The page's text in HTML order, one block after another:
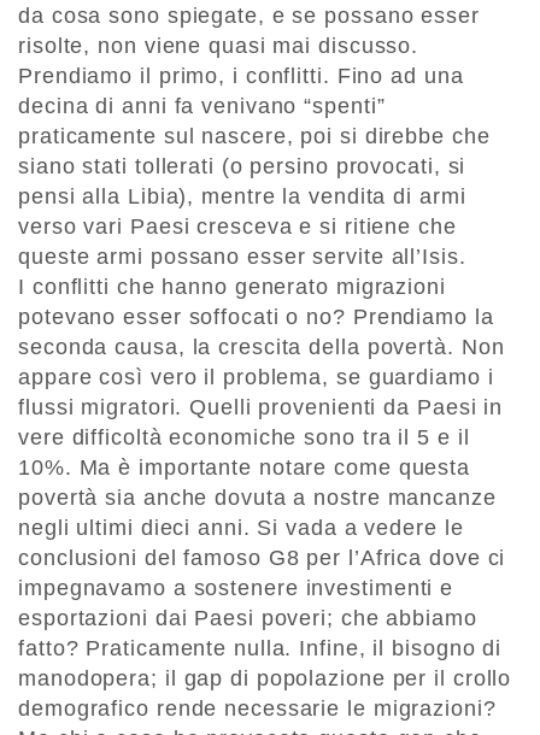
da cosa sono spiegate, e se possano esser
risolte, non viene quasi mai discusso.
Prendiamo il primo, i conflitti. Fino ad una
decina di anni fa venivano “spenti”
praticamente sul nascere, poi si direbbe che
siano stati tollerati (o persino provocati, si
pensi alla Libia), mentre la vendita di armi
verso vari Paesi cresceva e si ritiene che
queste armi possano esser servite all’Isis.
I conflitti che hanno generato migrazioni
potevano esser soffocati o no? Prendiamo la
seconda causa, la crescita della povertà. Non
appare così vero il problema, se guardiamo i
flussi migratori. Quelli provenienti da Paesi in
vere difficoltà economiche sono tra il 5 e il
10%. Ma è importante notare come questa
povertà sia anche dovuta a nostre mancanze
negli ultimi dieci anni. Si vada a vedere le
conclusioni del famoso G8 per l’Africa dove ci
impegnavamo a sostenere investimenti e
esportazioni dai Paesi poveri; che abbiamo
fatto? Praticamente nulla. Infine, il bisogno di
manodopera; il gap di popolazione per il crollo
demografico rende necessarie le migrazioni?